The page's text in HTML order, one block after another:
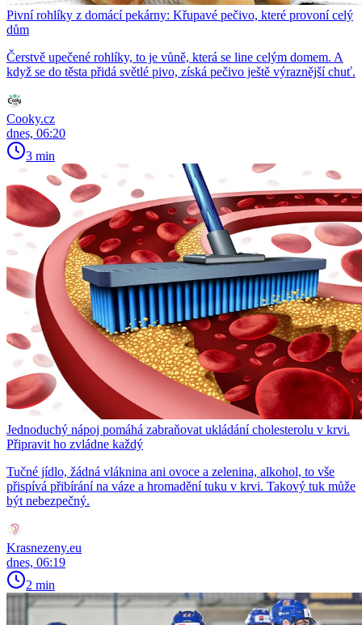
Pivní rohlíky z domácí pekárny: Křupavé pečivo, které provoní celý
dům
Čerstvě upečené rohlíky, to je vůně, která se line celým domem. A
když se do těsta přidá světlé pivo, získá pečivo ještě výraznější chuť.
Cooky.cz
dnes, 06:20
3 min
Jednoduchý nápoj pomáhá zabraňovat ukládání cholesterolu v krvi.
Připravit ho zvládne každý
Tučné jídlo, žádná vláknina ani ovoce a zelenina, alkohol, to vše
přispívá přibírání na váze a hromadění tuku v krvi. Takový tuk může
být nebezpečný.
Krasnezeny.eu
dnes, 06:19
2 min